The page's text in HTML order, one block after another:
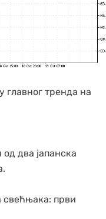
главног тренда на
два јапанска
свећњака: први